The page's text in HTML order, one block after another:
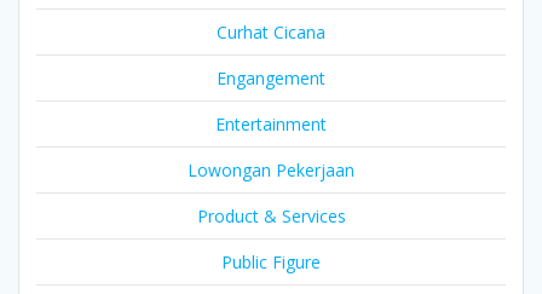
Curhat Cicana
Engangement
Entertainment
Lowongan Pekerjaan
Product & Services
Public Figure